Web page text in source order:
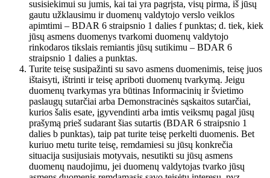
susisiekimui su jumis, kai tai yra pagrįsta, visų pirma, iš jūsų
gautu užklausimu ir duomenų valdytojo verslo veiklos
apimtimi – BDAR 6 straipsnio 1 dalies f punktas; d. tiek, kiek
jūsų asmens duomenys tvarkomi duomenų valdytojo
rinkodaros tikslais remiantis jūsų sutikimu – BDAR 6
straipsnio 1 dalies a punktas.
Turite teisę susipažinti su savo asmens duomenimis, teisę juos
ištaisyti, ištrinti ir teisę apriboti duomenų tvarkymą. Jeigu
duomenų tvarkymas yra būtinas Informacinių ir švietimo
paslaugų sutarčiai arba Demonstracinės sąskaitos sutarčiai,
kurios šalis esate, įgyvendinti arba imtis veiksmų pagal jūsų
prašymą prieš sudarant šias sutartis (BDAR 6 straipsnio 1
dalies b punktas), taip pat turite teisę perkelti duomenis. Bet
kuriuo metu turite teisę, remdamiesi su jūsų konkrečia
situacija susijusiais motyvais, nesutikti su jūsų asmens
duomenų naudojimu, jei duomenų valdytojas tvarko jūsų